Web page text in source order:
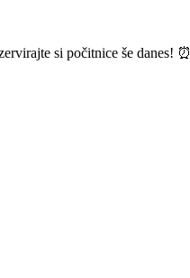
si počitnice še danes! ⏰